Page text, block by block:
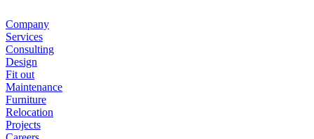
Company
Services
Consulting
Design
Fit out
Maintenance
Furniture
Relocation
Projects